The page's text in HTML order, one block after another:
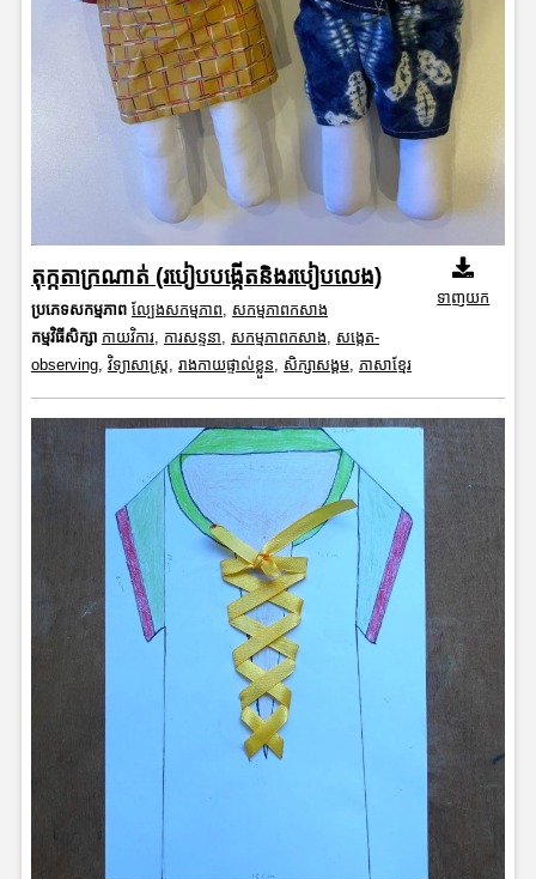
តុក្កតាក្រណាត់ (របៀបបង្កើតនិងរបៀបលេង)
ប្រភេទសកម្មភាព ល្បែងសកម្មភាព, សកម្មភាពកសាង
កម្មវិធីសិក្សា កាយវិការ, ការសន្ទនា, សកម្មភាពកសាង, សង្កេត-
observing, វិទ្យាសាស្រ្ត, រាងកាយផ្ទាល់ខ្លួន, សិក្សាសង្គម, ភាសាខ្មែរ
ទាញយក